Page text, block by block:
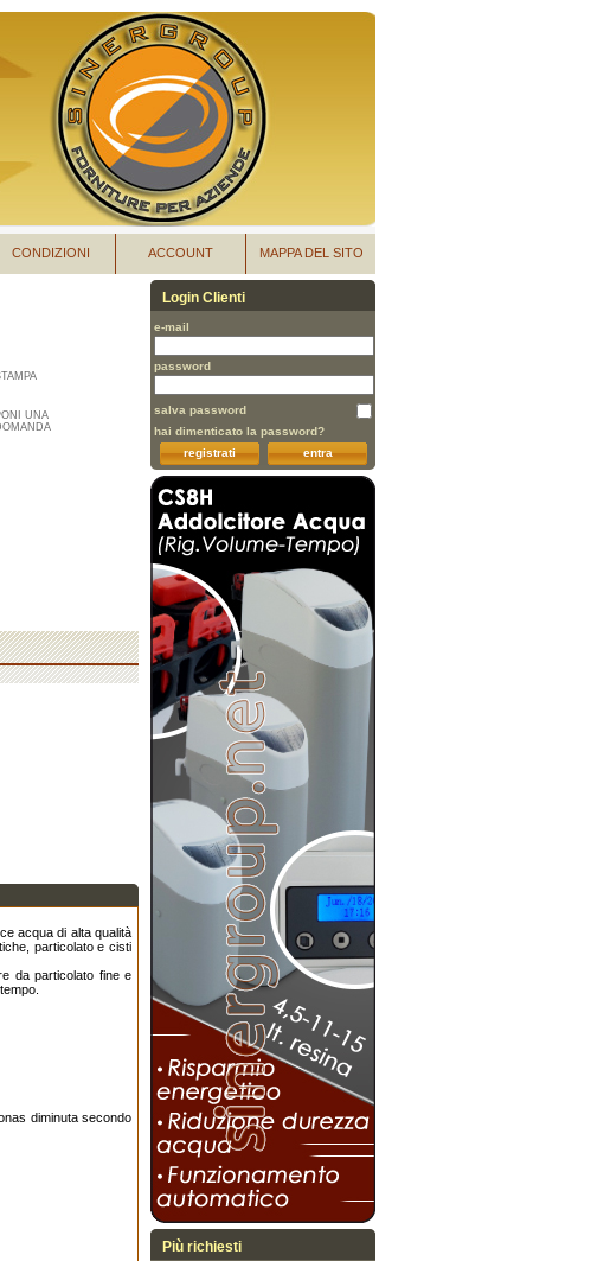
MAPPA DEL SITO
ACCOUNT
CONDIZIONI
UNA
acqua di alta qualità
particolato e cisti
da particolato fine e
diminuta secondo
Login Clienti
e-mail
password
salva password
hai dimenticato la password?
entra
registrati
Più richiesti